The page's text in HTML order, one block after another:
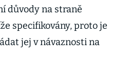
důvody na straně
specifikovány, proto je
jej v návaznosti na